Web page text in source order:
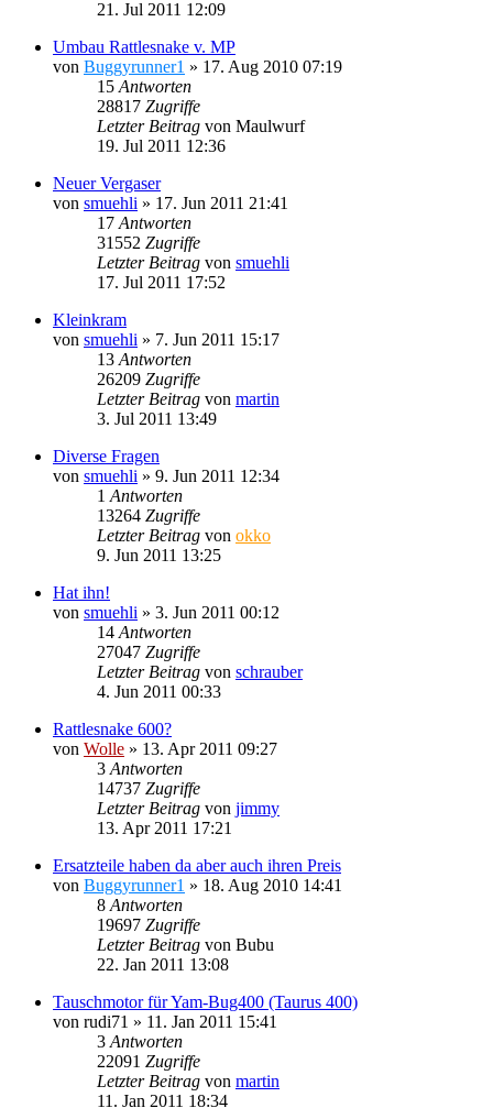
21. Jul 2011 12:09
Umbau Rattlesnake v. MP
von Buggyrunner1 » 17. Aug 2010 07:19
15 Antworten
28817 Zugriffe
Letzter Beitrag von Maulwurf
19. Jul 2011 12:36
Neuer Vergaser
von smuehli » 17. Jun 2011 21:41
17 Antworten
31552 Zugriffe
Letzter Beitrag von smuehli
17. Jul 2011 17:52
Kleinkram
von smuehli » 7. Jun 2011 15:17
13 Antworten
26209 Zugriffe
Letzter Beitrag von martin
3. Jul 2011 13:49
Diverse Fragen
von smuehli » 9. Jun 2011 12:34
1 Antworten
13264 Zugriffe
Letzter Beitrag von okko
9. Jun 2011 13:25
Hat ihn!
von smuehli » 3. Jun 2011 00:12
14 Antworten
27047 Zugriffe
Letzter Beitrag von schrauber
4. Jun 2011 00:33
Rattlesnake 600?
von Wolle » 13. Apr 2011 09:27
3 Antworten
14737 Zugriffe
Letzter Beitrag von jimmy
13. Apr 2011 17:21
Ersatzteile haben da aber auch ihren Preis
von Buggyrunner1 » 18. Aug 2010 14:41
8 Antworten
19697 Zugriffe
Letzter Beitrag von Bubu
22. Jan 2011 13:08
Tauschmotor für Yam-Bug400 (Taurus 400)
von rudi71 » 11. Jan 2011 15:41
3 Antworten
22091 Zugriffe
Letzter Beitrag von martin
11. Jan 2011 18:34